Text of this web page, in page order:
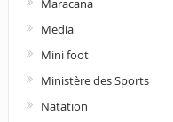
Maracana
Media
Mini foot
Ministère des Sports
Natation